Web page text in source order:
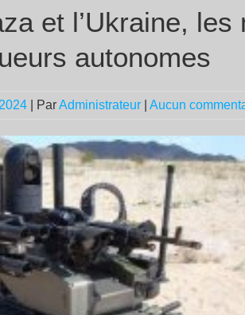
et l’Ukraine,
autonomes
| ParAdministrateur Aucun